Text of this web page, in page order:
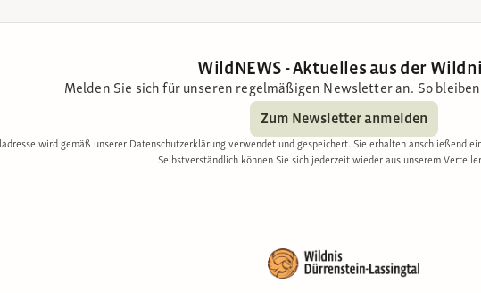
WildNEWS - Aktuelles aus der
Melden Sie sich für unseren regelmäßigen Newsletter an. So
Zum Newsletter anmelden
wird gemäß unserer Datenschutzerklärung verwendet und gespeichert. Sie erhalten anschließend
Selbstverständlich können Sie sich jederzeit wieder aus unserem